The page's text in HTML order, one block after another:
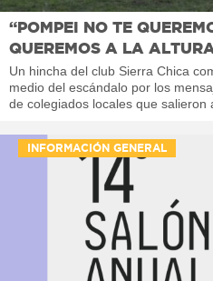
“POMPEI NO TE
QUEREMOS A LA
Un hincha del club Sierra Chica
medio del escándalo por los
de colegiados locales que salieron
INFORMACIÓN GENERAL